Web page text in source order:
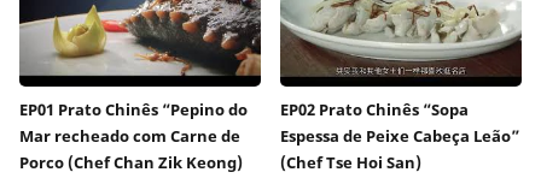
EP01 Prato Chinês “Pepino do
Mar recheado com Carne de
Porco (Chef Chan Zik Keong)
EP02 Prato Chinês “Sopa
Espessa de Peixe Cabeça Leão”
(Chef Tse Hoi San)